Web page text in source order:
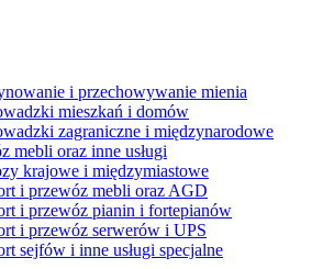
i przechowywanie mienia
mieszkań i domów
zagraniczne i międzynarodowe
mebli oraz inne usługi
krajowe i międzymiastowe
i przewóz mebli oraz AGD
i przewóz pianin i fortepianów
i przewóz serwerów i UPS
sejfów i inne usługi specjalne